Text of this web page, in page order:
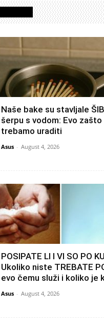
Naše bake su stavljale
šerpu s vodom: Evo
trebamo uraditi
Asus - August 4, 2026
POSIPATE LI I VI SO PO
Ukoliko niste TREBATE
evo čemu služi i koliko je
Asus - August 4, 2026